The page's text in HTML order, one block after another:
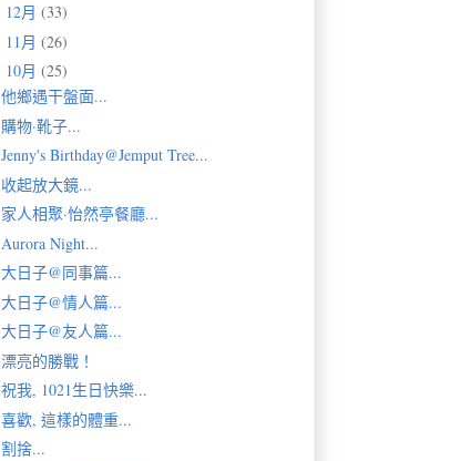
12月 (33)
11月 (26)
10月 (25)
他鄉遇干盤面...
購物·靴子...
Jenny's Birthday@Jemput Tree...
收起放大鏡...
家人相聚·怡然亭餐廳...
Aurora Night...
大日子@同事篇...
大日子@情人篇...
大日子@友人篇...
漂亮的勝戰！
祝我, 1021生日快樂...
喜歡, 這樣的體重...
割捨...